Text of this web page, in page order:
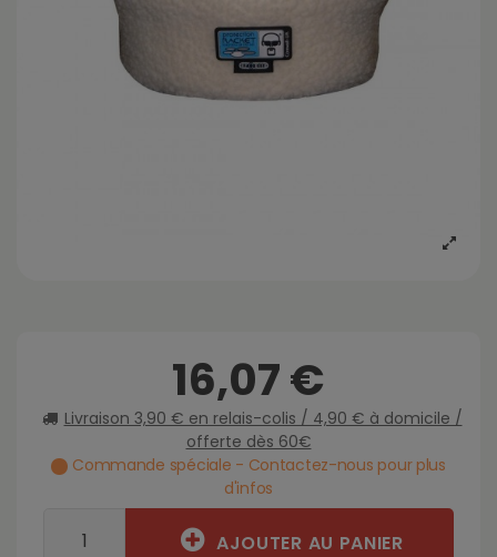
16,07 €
Livraison 3,90 € en relais-colis / 4,90 € à domicile /
offerte dès 60€
Commande spéciale - Contactez-nous pour plus
d'infos
AJOUTER AU PANIER